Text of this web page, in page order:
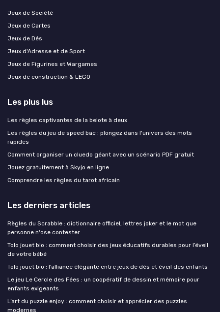
Jeux de Société
Jeux de Cartes
Jeux de Dés
Jeux d'Adresse et de Sport
Jeux de Figurines et Wargames
Jeux de construction & LEGO
Les plus lus
Les règles captivantes de la belote à deux
Les règles du jeu de speed bac : plongez dans l'univers des mots
rapides
Comment organiser un cluedo géant avec un scénario PDF gratuit
Jouez gratuitement à Skyjo en ligne
Comprendre les règles du tarot africain
Les derniers articles
Règles du Scrabble : dictionnaire officiel, lettres joker et le mot que
personne n'ose contester
Tolo jouet bio : comment choisir des jeux éducatifs durables pour l’éveil
de votre bébé
Tolo jouet bio : l’alliance élégante entre jeux de dés et éveil des enfants
Le jeu Le Cercle des Fées : un coopératif de dessin et mémoire pour
enfants exigeants
L’art du puzzle enjoy : comment choisir et apprécier des puzzles
modernes